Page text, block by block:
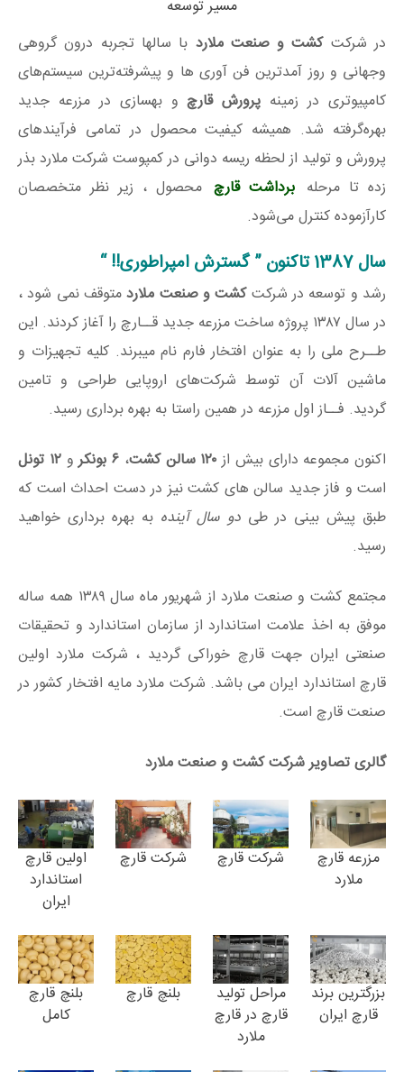
مسیر توسعه
در شرکتکشت و صنعت ملارد با سالها تجربه درون گروهی
وجهانی و روز آمدترین فن آوری ها و پیشرفته‌ترین سیستم‌های
کامپیوتری در زمینه پرورش قارچو بهسازی در مزرعه جدید
بهره‌گرفته شد. همیشه کیفیت محصول در تمامی فرآیندهای
پرورش و تولید از لحظه ریسه دوانی در کمپوست شرکت ملارد بذر
زده تا مرحله برداشت قارچ محصول ، زیر نظر متخصصان
کارآزموده کنترل می‌شود.
سال 1387 تاکنون ” گسترش امپراطوری!! “
رشد و توسعه در شرکتکشت و صنعت ملاردمتوقف نمی شود ،
در سال ۱۳۸۷ پروژه ساخت مزرعه جدید قــارچ را آغاز کردند. این
طــرح ملی را به عنوان افتخار فارم نام میبرند. کلیه تجهیزات و
ماشین آلات آن توسط شرکت‌های اروپایی طراحی و تامین
گردید. فــاز اول مزرعه در همین راستا به بهره برداری رسید.
اکنون مجموعه دارای بیش از۱۲۰ سالن کشت ، ۶ بونکر و۱۲ تونل
است و فاز جدید سالن های کشت نیز در دست احداث است که
طبق پیش بینی در طی دو سال آینده به بهره برداری خواهید
رسید.
مجتمع کشت و صنعت ملارد از شهریور ماه سال ۱۳۸۹ همه ساله
موفق به اخذ علامت استاندارد از سازمان استاندارد و تحقیقات
صنعتی ایران جهت قارچ خوراکی گردید ، شرکت ملارد اولین
قارچ استاندارد ایران می باشد. شرکت ملارد مایه افتخار کشور در
صنعت قارچ است.
گالری تصاویر شرکت کشت و صنعت ملارد
مزرعه قارچ
ملارد
شرکت قارچ شرکت قارچ
اولین قارچ
استاندارد
ایران
بزرگترین برند
قارچ ایران
مراحل تولید
قارچ در قارچ
ملارد
بلنچ قارچ
بلنچ قارچ
کامل